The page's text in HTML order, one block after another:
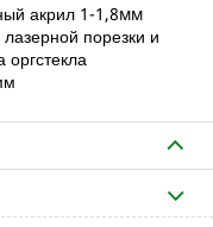
1-1,8мм
порезки и
оргстекла